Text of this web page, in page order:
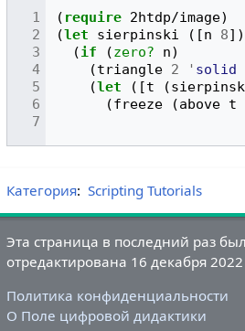
( require 2htdp/image)
(let sierpinski ([n 8])
(if (zero? n)
(triangle 2 ' solid
(let ([t (
(freeze (above t
Категория: Scripting Tutorials
Эта страница в последний раз
отредактирована 16 декабря
Политика конфиденциальности
О Поле цифровой дидактики